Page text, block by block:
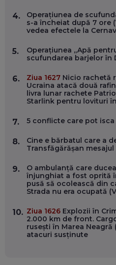
EP. 56
ÎNVAȚĂ AEO ȘI GEO!
EP. 55
OLIVIU MATEI,
WASHINGTON,
VERTICALE FĂRĂ
PROCESE, DAR CE
INSTITUȚIILE STATULUI?
VOICU OPREAN
GLOBALĂ, FĂRĂ SĂ
EP. 52
ROBERT GRAUR,
ÎN SALĂ, DAR ÎNVĂȚĂM
4.
Operațiunea de
s-a încheiat după 7 ore
vedea efectele la
5.
Operațiunea „Apă
scufundarea barjelor în
6. Ziua 1627 Nicio rachetă
Ucraina atacă două
livra lunar rachete
Starlink pentru lovituri
7. 5 conflicte care pot
8.
Cine e bărbatul care a
Transfăgărășan
9.
O ambulanță care
înjunghiat a fost oprită
pusă să ocolească din
Strada nu era ocupată
10. Ziua 1626 Explozii în
2.000 km de front.
rusești în Marea
atacuri susținute